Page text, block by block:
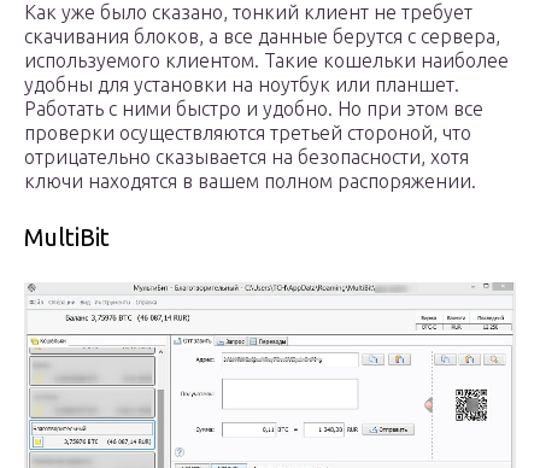
Как уже было сказано, тонкий клиент не требует
скачивания блоков, а все данные берутся с сервера,
используемого клиентом. Такие кошельки наиболее
удобны для установки на ноутбук или планшет.
Работать с ними быстро и удобно. Но при этом все
проверки осуществляются третьей стороной, что
отрицательно сказывается на безопасности, хотя
ключи находятся в вашем полном распоряжении.
MultiBit